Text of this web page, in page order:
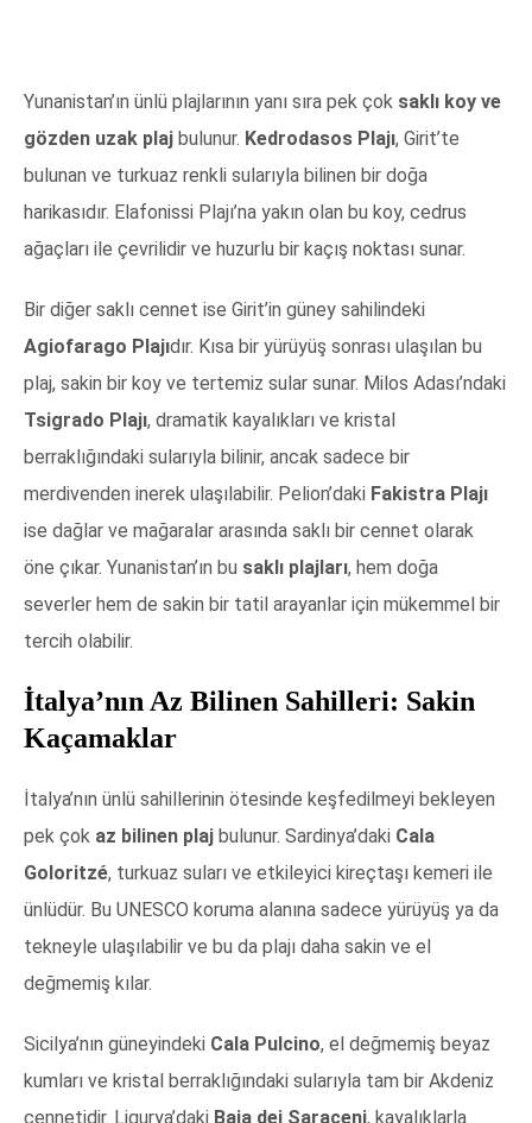
Yunanistan’ın ünlü plajlarının yanı sıra pek çok saklı koy ve
gözden uzak plaj bulunur. Kedrodasos Plajı, Girit’te
bulunan ve turkuaz renkli sularıyla bilinen bir doğa
harikasıdır. Elafonissi Plajı’na yakın olan bu koy, cedrus
ağaçları ile çevrilidir ve huzurlu bir kaçış noktası sunar.
Bir diğer saklı cennet ise Girit’in güney sahilindeki
Agiofarago Plajıdır. Kısa bir yürüyüş sonrası ulaşılan bu
plaj, sakin bir koy ve tertemiz sular sunar. Milos Adası’ndaki
Tsigrado Plajı, dramatik kayalıkları ve kristal
berraklığındaki sularıyla bilinir, ancak sadece bir
merdivenden inerek ulaşılabilir. Pelion’daki Fakistra Plajı
ise dağlar ve mağaralar arasında saklı bir cennet olarak
öne çıkar. Yunanistan’ın bu saklı plajları, hem doğa
severler hem de sakin bir tatil arayanlar için mükemmel bir
tercih olabilir.
İtalya’nın Az Bilinen Sahilleri: Sakin
Kaçamaklar
İtalya’nın ünlü sahillerinin ötesinde keşfedilmeyi bekleyen
pek çok az bilinen plaj bulunur. Sardinya’daki Cala
Goloritzé, turkuaz suları ve etkileyici kireçtaşı kemeri ile
ünlüdür. Bu UNESCO koruma alanına sadece yürüyüş ya da
tekneyle ulaşılabilir ve bu da plajı daha sakin ve el
değmemiş kılar.
Sicilya’nın güneyindeki Cala Pulcino, el değmemiş beyaz
kumları ve kristal berraklığındaki sularıyla tam bir Akdeniz
cennetidir. Ligurya’daki Baia dei Saraceni, kayalıklarla